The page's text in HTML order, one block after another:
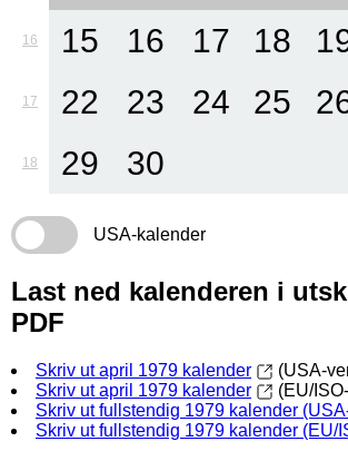
16 15 16 17 18
17 22 23 24 25
18 29 30
USA-kalender
Last ned kalenderen i
PDF
Skriv ut april 1979 kalender
(USA-
Skriv ut april 1979 kalender
(EU/
Skriv ut fullstendig 1979 kalender
Skriv ut fullstendig 1979 kalender (EU/